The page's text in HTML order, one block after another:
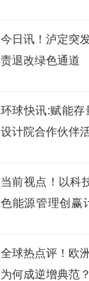
今日讯！泸定突
责退改绿色通道
环球快讯:赋能存
设计院合作伙伴
当前视点！以科
色能源管理创赢
全球热点评！欧
为何成逆增典范？